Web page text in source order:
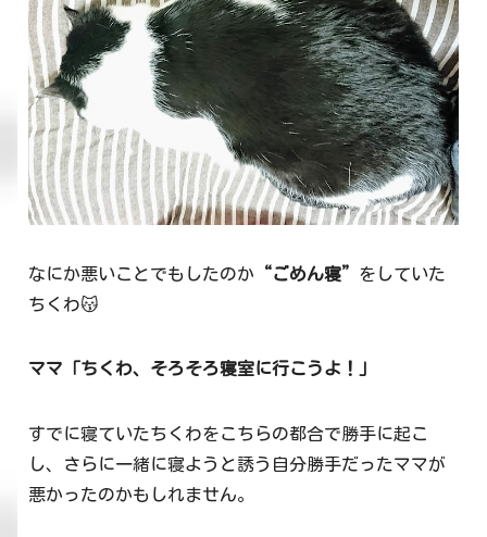
なにか悪いことでもしたのか “ごめん寝” をしていた
ちくわ😽
ママ「ちくわ、そろそろ寝室に行こうよ！」
すでに寝ていたちくわをこちらの都合で勝手に起こ
し、さらに一緒に寝ようと誘う自分勝手だったママが
悪かったのかもしれません。